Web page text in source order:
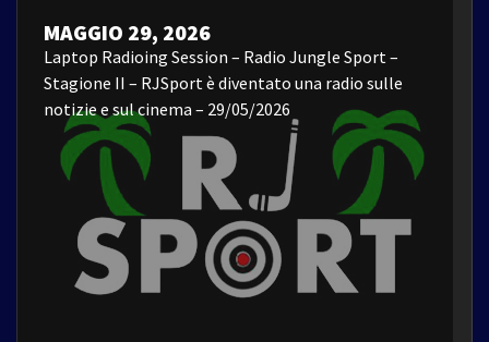
MAGGIO 29, 2026
Laptop Radioing Session – Radio Jungle Sport –
Stagione II – RJSport è diventato una radio sulle
notizie e sul cinema – 29/05/2026